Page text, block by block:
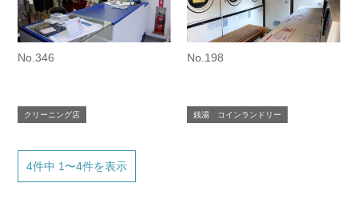
No.346
クリーニング店
No.198
銭湯 コインランドリー
4件中 1〜4件を表示